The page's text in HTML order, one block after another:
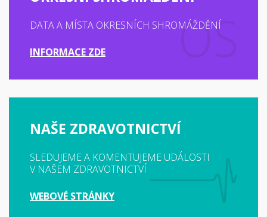
DATA A MÍSTA OKRESNÍCH SHROMÁŽDĚNÍ
INFORMACE ZDE
NAŠE ZDRAVOTNICTVÍ
SLEDUJEME A KOMENTUJEME UDÁLOSTI
V NAŠEM ZDRAVOTNICTVÍ
WEBOVÉ STRÁNKY